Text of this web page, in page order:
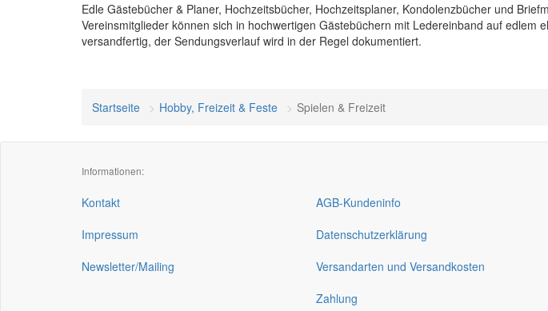
Edle Gästebücher & Planer, Hochzeitsbücher, Hochzeitsplaner, Kondolenzbücher und
Vereinsmitglieder können sich in hochwertigen Gästebüchern mit Ledereinband auf
versandfertig, der Sendungsverlauf wird in der Regel dokumentiert.
Startseite Hobby, Freizeit & Feste Spielen & Freizeit
Informationen:
Kontakt
Impressum
Newsletter/Mailing
AGB-Kundeninfo
Datenschutzerklärung
Versandarten und Versandkosten
Zahlung